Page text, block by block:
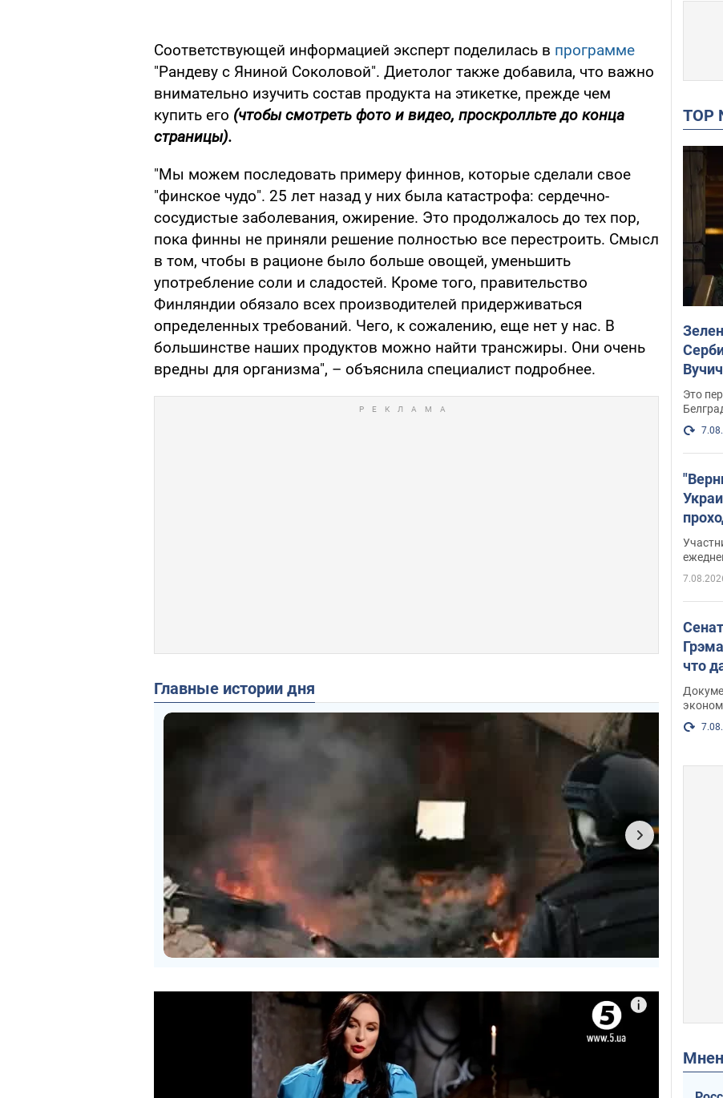
Соответствующей информацией эксперт поделилась в программе
"Рандеву с Яниной Соколовой". Диетолог также добавила, что важно
внимательно изучить состав продукта на этикетке, прежде чем
купить его (чтобы смотреть фото и видео, проскролльте до конца
страницы).
"Мы можем последовать примеру финнов, которые сделали свое
"финское чудо". 25 лет назад у них была катастрофа: сердечно-
сосудистые заболевания, ожирение. Это продолжалось до тех пор,
пока финны не приняли решение полностью все перестроить. Смысл
в том, чтобы в рационе было больше овощей, уменьшить
употребление соли и сладостей. Кроме того, правительство
Финляндии обязало всех производителей придерживаться
определенных требований. Чего, к сожалению, еще нет у нас. В
большинстве наших продуктов можно найти трансжиры. Они очень
вредны для организма", – объяснила специалист подробнее.
Главные истории дня
TOP
Это
что